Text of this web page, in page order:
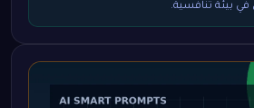
في بيئة تنافسية.